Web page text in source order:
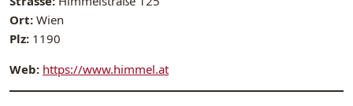
Ort: Wien
Plz: 1190
Web: https://www.himmel.at